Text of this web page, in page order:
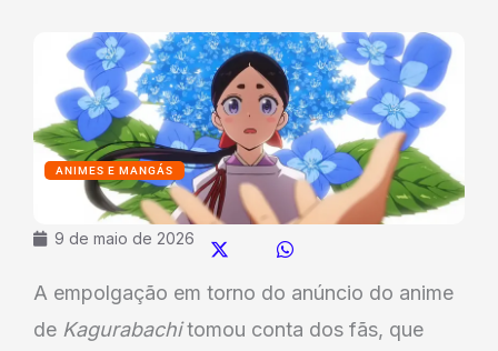
9 de maio de 2026
ANIMES E MANGÁS
A empolgação em torno do anúncio do anime
de Kagurabachitomou conta dos fãs, que